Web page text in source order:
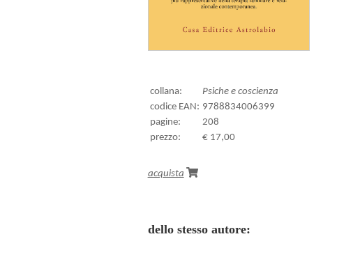
collana:
Psiche e coscienza
codice EAN: 9788834006399
pagine:
208
prezzo:
€ 17,00
acquista
dello stesso autore: